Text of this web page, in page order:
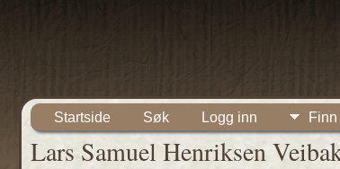
Startside Søk Logg inn Finn
Lars Samuel Henriksen